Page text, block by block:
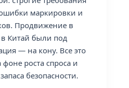
маркировки и
Продвижение в
в Китай были под
— на кону. Все это
роста спроса и
безопасности.